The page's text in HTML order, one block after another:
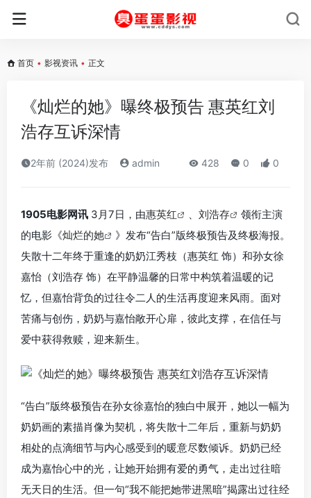
首页 • 影视资讯 • 正文
《灿烂的她》曝终极预告 惠英红刘
浩存互诉深情
2年前 (2024)发布 admin 428 0 0
1905电影网讯 3月7日，由惠英红 、 刘浩存
领衔主演
的电影《灿烂的她
》发布“告白”版终极预告及终极海报。
失散十二年终于重逢的奶奶江秀枝（惠英红 饰）和孙女徐
嘉怡（刘浩存 饰）在平静温馨的日常中构筑着温暖的记
忆，但嘉怡背负的过往令二人的生活再度迎来风雨。面对
苦痛与创伤，奶奶与嘉怡敞开心扉，彼此支撑，在信任与
爱中获得救赎，迎来新生。
“告白”版终极预告在孙女徐嘉怡的独白中展开，她以一幅为
奶奶画的素描肖像为契机，将失散十二年后，重新与奶奶
相处的点滴细节与内心感受到的暖意尽数倾诉。奶奶已经
成为嘉怡心中的光，让她开始拥有爱的勇气，走出过往暗
无天日的生活。但一句“我不能把她带进黑暗”揭露出过往经